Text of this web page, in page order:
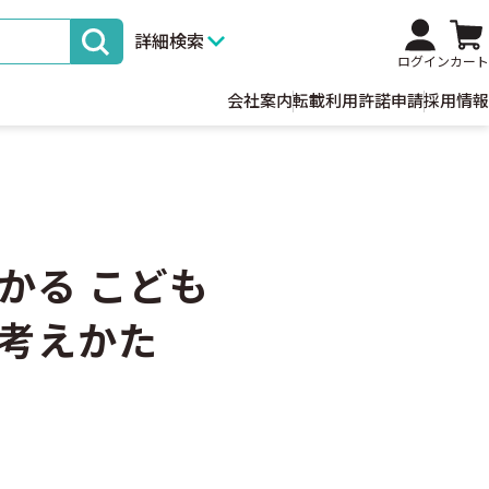
詳細検索
ログインカート
会社案内転載利用許諾申請採用情報
る こども
えかた